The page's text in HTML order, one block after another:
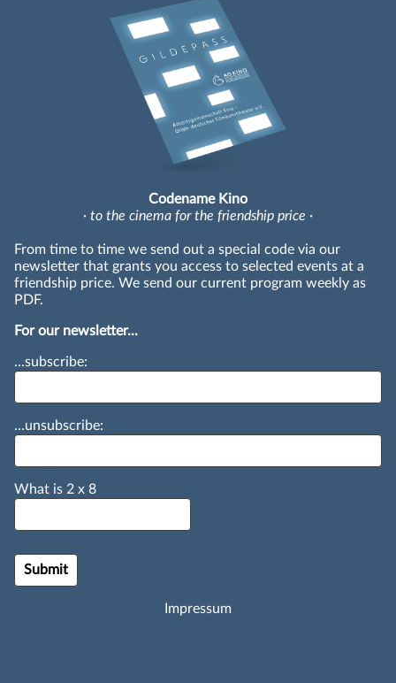
Codename Kino
· to the cinema for the friendship price ·
From time to time we send out a special code via our
newsletter that grants you access to selected events at a
friendship price. We send our current program weekly as
PDF.
For our newsletter...
...subscribe:
...unsubscribe:
What is 2 x 8
Impressum